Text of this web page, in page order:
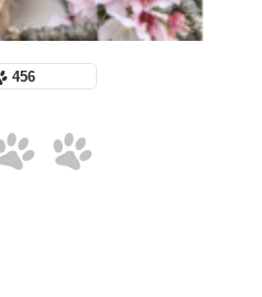
456